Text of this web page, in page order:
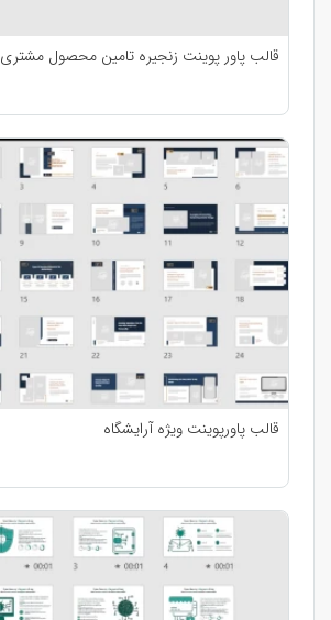
قالب پاور پوینت زنجیره تامین محصول مشتری
قالب پاورپوینت ویژه آرایشگاه